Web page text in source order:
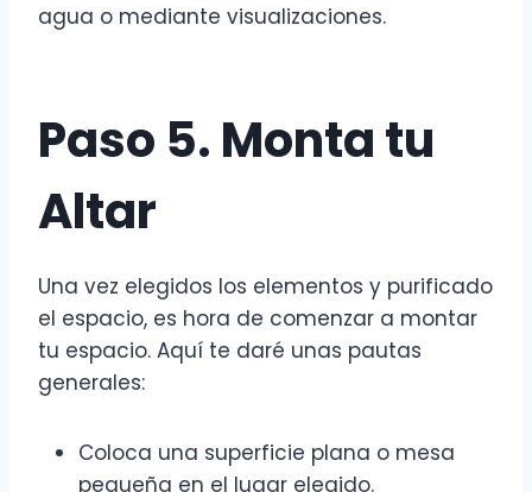
agua o mediante visualizaciones.
Paso 5. Monta tu
Altar
Una vez elegidos los elementos y purificado
el espacio, es hora de comenzar a montar
tu espacio. Aquí te daré unas pautas
generales:
Coloca una superficie plana o mesa
pequeña en el lugar elegido.